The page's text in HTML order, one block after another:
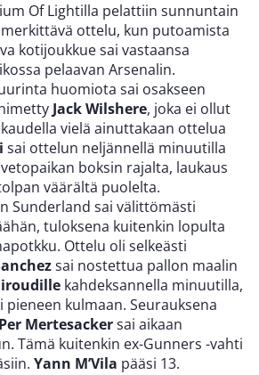
Of Lightilla pelattiin sunnuntain
ottelu, kun putoamista
kotijoukkue sai vastaansa
pelaavan Arsenalin.
huomiota sai osakseen
Jack Wilshere, joka ei ollut
vielä ainuttakaan ottelua
sai ottelun neljännellä minuutilla
boksin rajalta, laukaus
väärältä puolelta.
Sunderland sai välittömästi
tuloksena kuitenkin lopulta
Ottelu oli selkeästi
sai nostettua pallon maalin
kahdeksannella minuutilla,
kulmaan. Seurauksena
Per Mertesackersai aikaan
Tämä kuitenkin ex-Gunners -vahti
Yann M’Vila pääsi 13.